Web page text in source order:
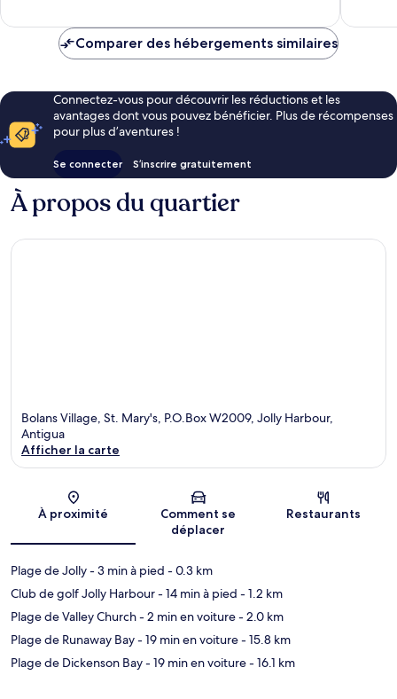
Comparer des hébergements similaires
Connectez-vous pour découvrir les réductions et les
avantages dont vous pouvez bénéficier. Plus de récompenses
pour plus d’aventures !
Se connecter S’inscrire gratuitement
À propos du quartier
Bolans Village, St. Mary's, P.O.Box W2009, Jolly Harbour,
Antigua
Afficher la carte
À proximité
Comment se
déplacer
Restaurants
Plage de Jolly- 3 min à pied - 0.3 km
Club de golf Jolly Harbour- 14 min à pied - 1.2 km
Plage de Valley Church- 2 min en voiture- 2.0 km
Plage de Runaway Bay- 19 min en voiture- 15.8 km
Plage de Dickenson Bay- 19 min en voiture- 16.1 km